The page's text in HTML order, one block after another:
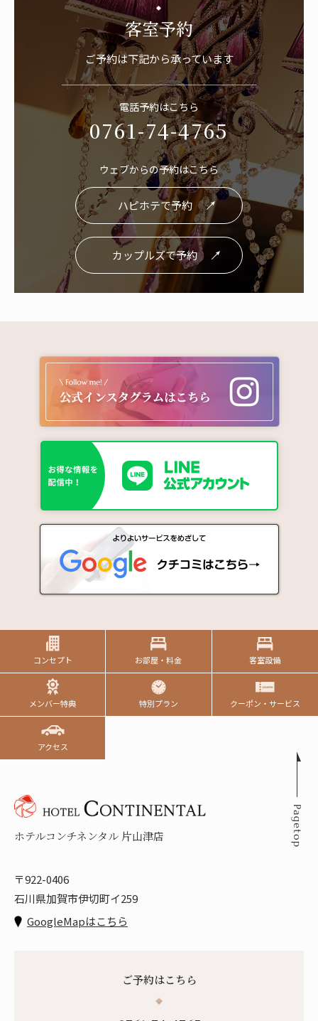
客室予約
ご予約は下記から承っています
電話予約はこちら
0761-74-4765
ウェブからの予約はこちら
ハピホテで予約
カップルズで予約
コンセプト お部屋・料金 客室設備
メンバー特典 特別プラン クーポン・サービス
アクセス
ホテルコンチネンタル 片山津店
〒922-0406
石川県加賀市伊切町イ259
GoogleMapはこちら
ご予約はこちら